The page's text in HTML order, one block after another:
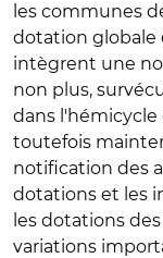
les communes
dotation globale
intègrent une
non plus,
dans l'hémicycle
toutefois
notification des
dotations et les
les dotations
variations